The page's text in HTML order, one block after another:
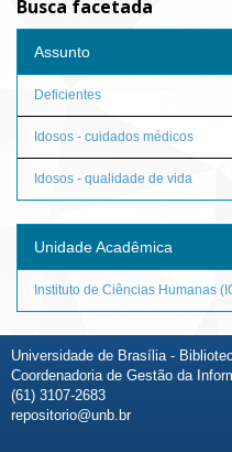
Busca facetada
Assunto
Deficientes
Idosos - cuidados médicos
Idosos - qualidade de vida
Unidade Acadêmica
Instituto de Ciências Humanas
Universidade de Brasília -
Coordenadoria de Gestão da
(61) 3107-2683
repositorio@unb.br